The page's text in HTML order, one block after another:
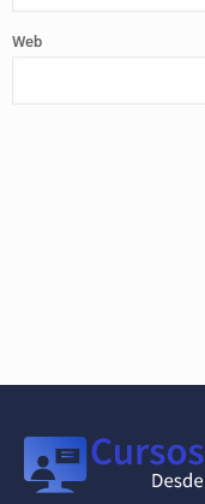
Web